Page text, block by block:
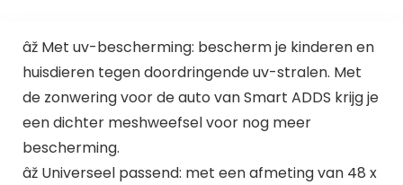
âž Met uv-bescherming: bescherm je kinderen en
huisdieren tegen doordringende uv-stralen. Met
de zonwering voor de auto van Smart ADDS krijg je
een dichter meshweefsel voor nog meer
bescherming.
âž Universeel passend: met een afmeting van 48 x